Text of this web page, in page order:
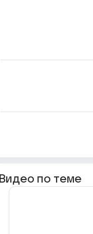
Видео по теме